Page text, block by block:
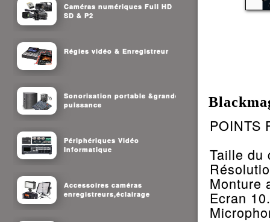
Caméras numériques Full HD
SD & P2
Régies vidéo & Enregistreur
Sonorisation portable &grande
puissance
Périphériques Vidéo
Informatique
Accessoires caméras
enregistreurs,éclairage
POINTS
Taille du
Monture
Ecran